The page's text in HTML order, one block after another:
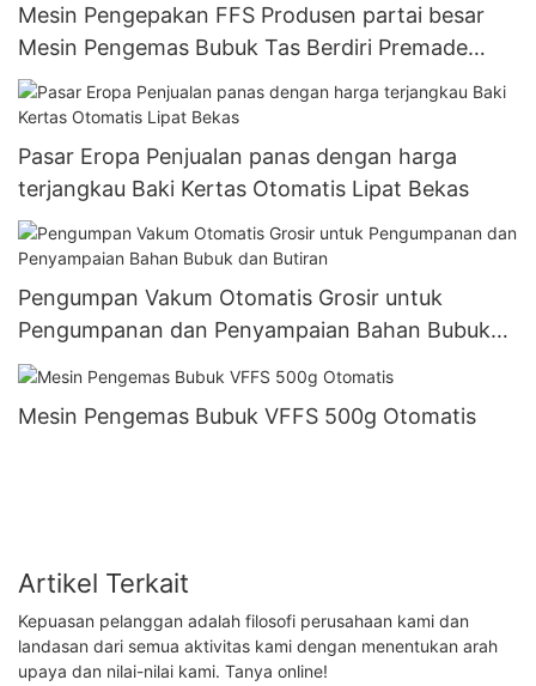
Mesin Pengepakan FFS Produsen partai besar
Mesin Pengemas Bubuk Tas Berdiri Premade
Otomatis
Pasar Eropa Penjualan panas dengan harga
terjangkau Baki Kertas Otomatis Lipat Bekas
Pengumpan Vakum Otomatis Grosir untuk
Pengumpanan dan Penyampaian Bahan Bubuk
dan Butiran
Mesin Pengemas Bubuk VFFS 500g Otomatis
Artikel Terkait
Kepuasan pelanggan adalah filosofi perusahaan kami dan
landasan dari semua aktivitas kami dengan menentukan arah
upaya dan nilai-nilai kami. Tanya online!